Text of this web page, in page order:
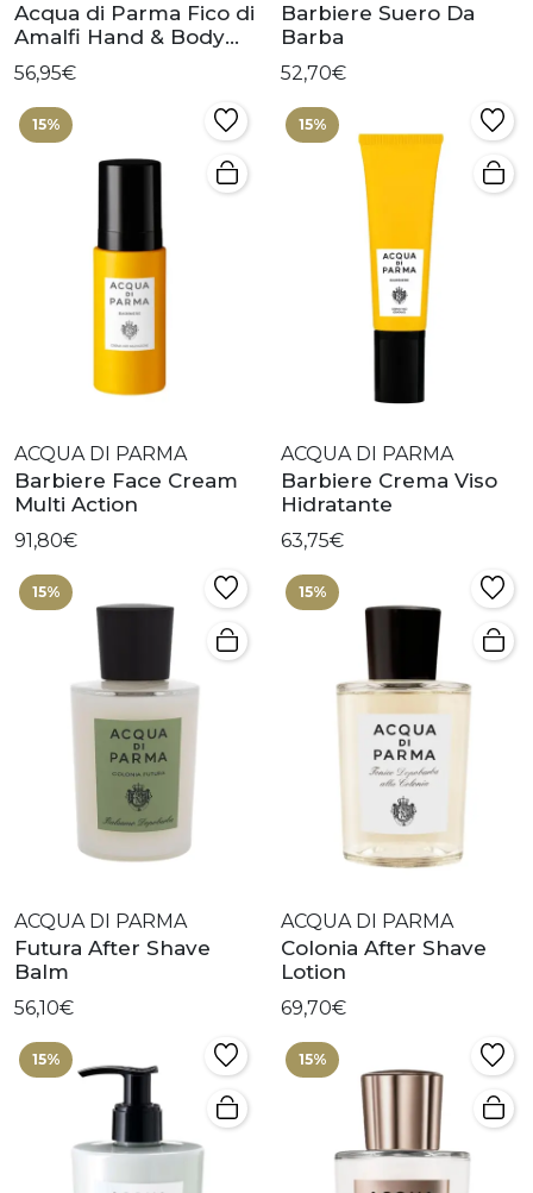
Acqua di Parma Fico di
Amalfi Hand & Body
Lotion
56,95€
Barbiere Suero Da
Barba
52,70€
15%
ACQUA DI PARMA
Barbiere Face Cream
Multi Action
91,80€
15%
ACQUA DI PARMA
Barbiere Crema Viso
Hidratante
63,75€
15%
ACQUA DI PARMA
Futura After Shave
Balm
56,10€
15%
ACQUA DI PARMA
Colonia After Shave
Lotion
69,70€
15% 15%